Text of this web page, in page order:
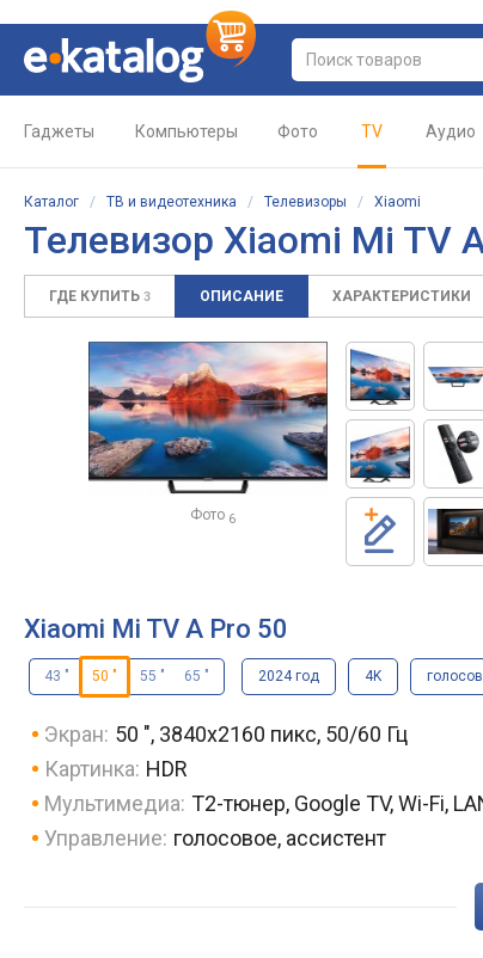
Гаджеты Компьютеры Фото TV Аудио
Каталог / ТВ и видеотехника / Телевизоры / Xiaomi
Телевизор Xiaomi Mi TV
ГДЕ КУПИТЬ 3 ОПИСАНИЕ ХАРАКТЕРИСТИКИ
Фото 6
Xiaomi Mi TV A Pro 50
43 " 50 " 55 " 65 " 2024 год 4K
Экран: 50 ", 3840x2160 пикс, 50/60 Гц
Картинка: HDR
Мультимедиа: T2-тюнер, Google TV, Wi-Fi,
Управление: голосовое, ассистент